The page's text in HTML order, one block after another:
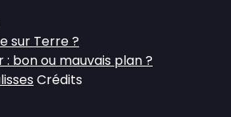
sur Terre ?
bon ou mauvais plan ?
Crédits